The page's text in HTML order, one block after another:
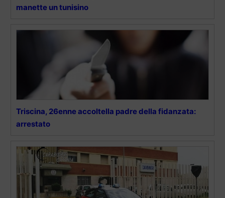
manette un tunisino
Triscina, 26enne accoltella padre della fidanzata:
arrestato